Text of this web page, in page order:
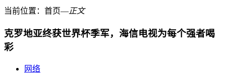
当前位置： 首页―正文
克罗地亚终获世界杯季军，海信电视为每个强者喝
彩
网络